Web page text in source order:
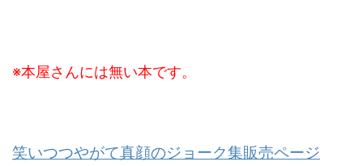
※本屋さんには無い本です。
笑いつつやがて真顔のジョーク集販売ページ